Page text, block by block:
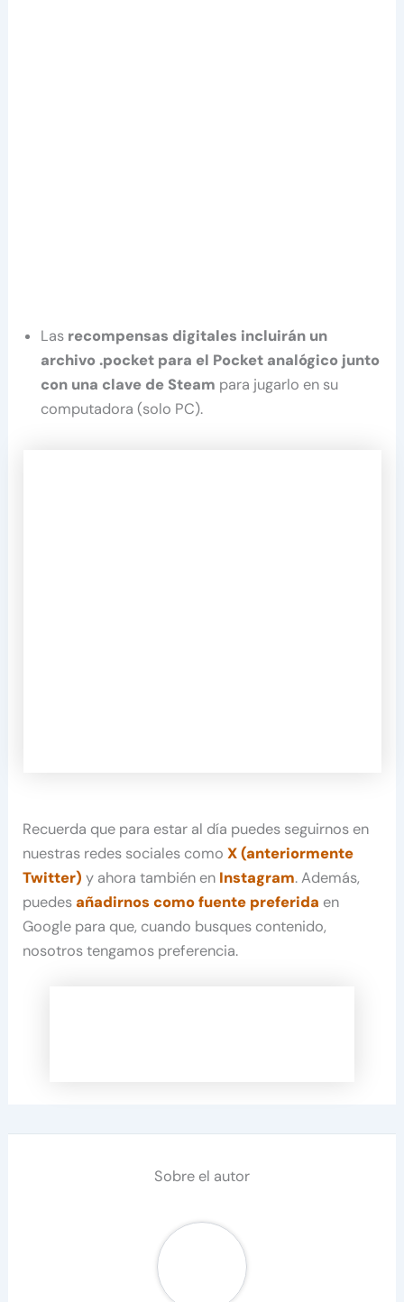
Las recompensas digitales incluirán un
archivo .pocket para el Pocket analógico junto
con una clave de Steam para jugarlo en su
computadora (solo PC).
Recuerda que para estar al día puedes seguirnos en
nuestras redes sociales comoX (anteriormente
Twitter) y ahora también en Instagram. Además,
puedesañadirnos como fuente preferida en
Google para que, cuando busques contenido,
nosotros tengamos preferencia.
Sobre el autor